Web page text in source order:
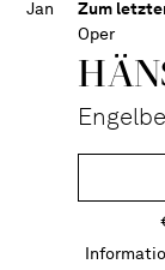
Jan Zum
Oper